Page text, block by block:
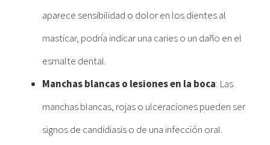
aparece sensibilidad o dolor en los dientes al
masticar, podría indicar una caries o un daño en el
esmalte dental.
Manchas blancas o lesiones en la boca: Las
manchas blancas, rojas o ulceraciones pueden ser
signos de candidiasis o de una infección oral.